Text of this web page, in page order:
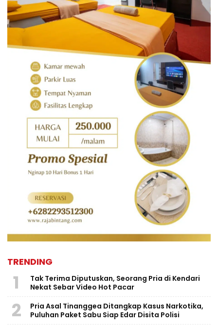
TRENDING
1
Tak Terima Diputuskan, Seorang Pria di Kendari
Nekat Sebar Video Hot Pacar
2
Pria Asal Tinanggea Ditangkap Kasus Narkotika,
Puluhan Paket Sabu Siap Edar Disita Polisi